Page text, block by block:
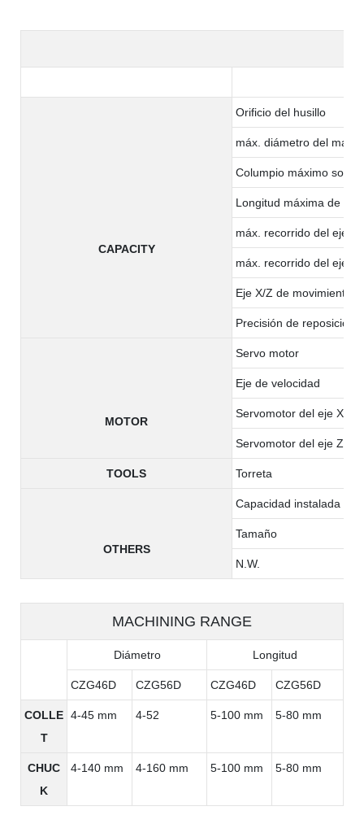
CAPACITY
Orificio del husillo
máx. diámetro del
Columpio máximo sobre
Longitud máxima de
máx. recorrido del eje X
máx. recorrido del eje Z
Eje X/Z de movimiento
Precisión de reposición
MOTOR
Servo motor
Eje de velocidad
Servomotor del eje X
Servomotor del eje Z
TOOLS Torreta
OTHERS
Capacidad instalada
Tamaño
N.W.
MACHINING RANGE
Diámetro Longitud
CZG46D CZG56D CZG46D CZG56D
COLLE
T
4-45 mm 4-52 5-100 mm 5-80 mm
CHUC
K
4-140 mm 4-160 mm 5-100 mm 5-80 mm